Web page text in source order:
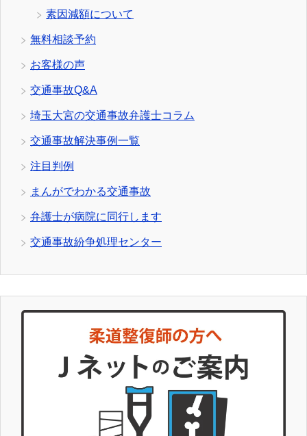
素因減額について
無料相談予約
お客様の声
交通事故Q&A
埼玉大宮の交通事故弁護士コラム
交通事故解決事例一覧
注目判例
まんがでわかる交通事故
弁護士が病院に同行します
交通事故紛争処理センター